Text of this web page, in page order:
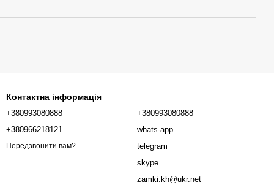
Контактна інформація
+380993080888
+380966218121
Передзвонити вам?
+380993080888
whats-app
telegram
skype
zamki.kh@ukr.net